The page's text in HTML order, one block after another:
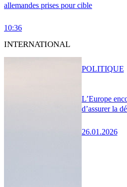
allemandes prises pour cible
10:36
INTERNATIONAL
L’Europe
d’assurer la
26.01.2026
POLITIQUE